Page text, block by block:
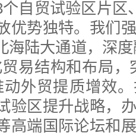
自贸试验区片区
优势独特。我们
海陆大通道，深
易结构和布局，
动外贸提质增效
验区提升战略，
高端国际论坛和